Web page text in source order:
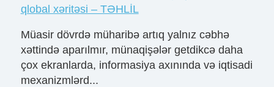
qlobal xəritəsi – TƏHLİL
Müasir dövrdə müharibə artıq yalnız cəbhə
xəttində aparılmır, münaqişələr getdikcə daha
çox ekranlarda, informasiya axınında və iqtisadi
mexanizmlərd...